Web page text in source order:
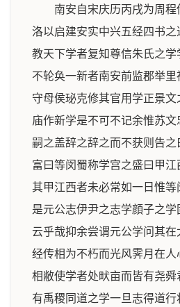
南安自宋庆历丙戌为周
洛以启建安实中兴五经四书
教天下学者复知尊信朱氏之
不轮奂一新者南安前监郡举
守母侯珌克修其官用学正景
庙作新学是不可不记余惟苏
嗣之盖辞之辞之而不获则告
富曰等闵蜀称学宫之盛曰甲
其甲江西者未必常如一日惟
是元公志伊尹之志学顔子之
云乎哉抑余尝谓元公学问其
经传相为不朽而光风霁月在
相敝使学者处畎亩而皆有尧
有禹稷同道之学一旦志得道行